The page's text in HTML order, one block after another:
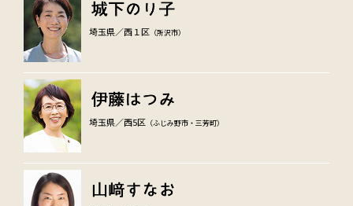
埼玉県／西１区 （所沢市）
埼玉県／西5区 （ふじみ野市・三芳町）